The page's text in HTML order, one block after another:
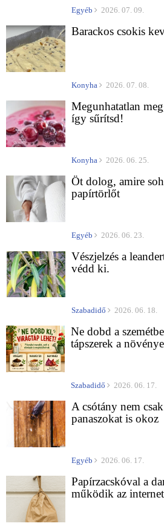
Egyéb 2026. 07. 09.
Barackos csokis
Konyha 2026. 07. 08.
Megunhatatlan
így sűrítsd!
Konyha 2026. 06. 25.
Öt dolog, amire
papírtörlőt
Egyéb 2026. 06. 23.
Vészjelzés a
védd ki.
Szabadidő 2026. 06. 18.
Ne dobd a
tápszerek a
Szabadidő 2026. 06. 17.
A csótány nem
panaszokat is okoz
Egyéb 2026. 06. 17.
Papírzacskóval a
működik az